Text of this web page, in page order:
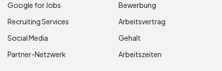
Google for Jobs
Recruiting Services
Social Media
Partner-Netzwerk
Bewerbung
Arbeitsvertrag
Gehalt
Arbeitszeiten